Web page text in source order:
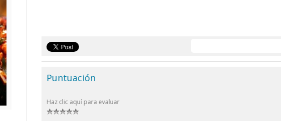
Puntuación
Haz clic aquí para evaluar